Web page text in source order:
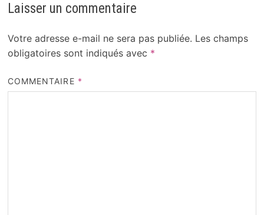
Laisser un commentaire
Votre adresse e-mail ne sera pas publiée. Les champs
obligatoires sont indiqués avec *
COMMENTAIRE *